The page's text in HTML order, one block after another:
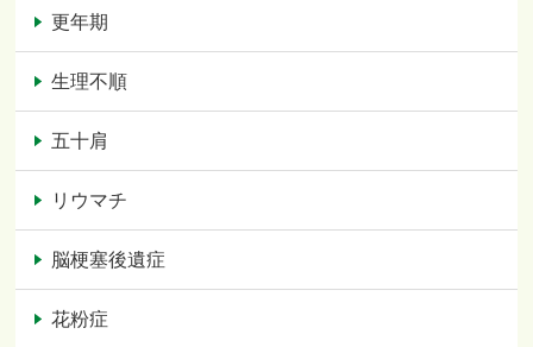
更年期
生理不順
五十肩
リウマチ
脳梗塞後遺症
花粉症